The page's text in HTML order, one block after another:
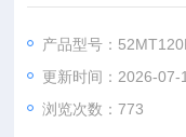
产品型号：
更新时间：2026-07-
浏览次数：773